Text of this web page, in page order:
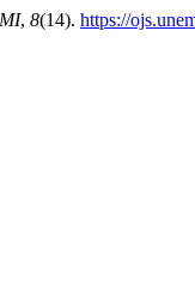
, 8(14). https://